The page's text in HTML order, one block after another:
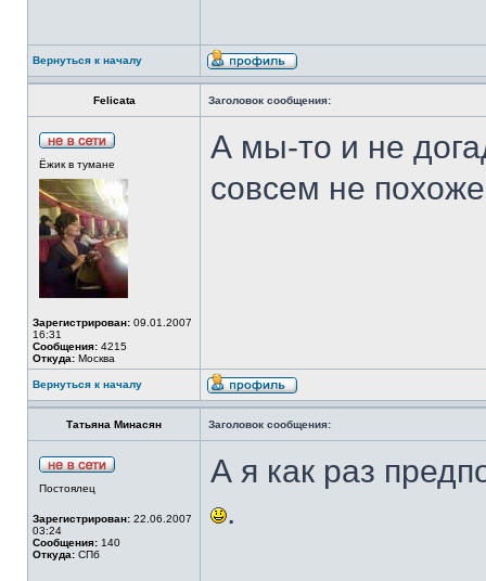
Вернуться к началу
Felicata Заголовок сообщения:
Ёжик в тумане
Зарегистрирован: 09.01.2007
16:31
Сообщения: 4215
Откуда: Москва
А мы-то и не
совсем не
Вернуться к началу
Татьяна Минасян Заголовок сообщения:
Постоялец
Зарегистрирован: 22.06.2007
03:24
Сообщения: 140
Откуда: СПб
А я как раз
.